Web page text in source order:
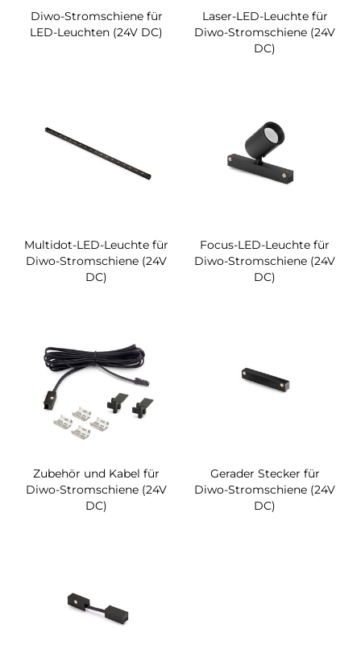
Diwo-Stromschiene für
LED-Leuchten (24V DC)
Laser-LED-Leuchte für
Diwo-Stromschiene (24V
DC)
Multidot-LED-Leuchte für
Diwo-Stromschiene (24V
DC)
Focus-LED-Leuchte für
Diwo-Stromschiene (24V
DC)
Zubehör und Kabel für
Diwo-Stromschiene (24V
DC)
Gerader Stecker für
Diwo-Stromschiene (24V
DC)